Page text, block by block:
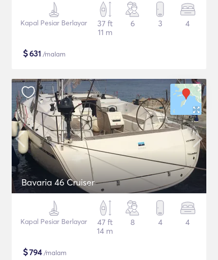
Kapal Pesiar Berlayar
37 ft
11 m
6 3 4
$631 /malam
Bavaria 46 Cruiser
Kapal Pesiar Berlayar
47 ft
14 m
8 4 4
$794/malam